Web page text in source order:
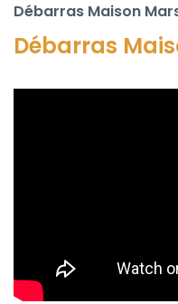
Débarras Maison
Débarras